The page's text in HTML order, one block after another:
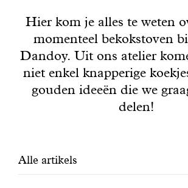
Suikerbrood en
Cakes
Snoepgoed
Hier kom je alles te weten
momenteel bekokstoven
Dandoy. Uit ons atelier
niet enkel knapperige
gouden ideeën die we
delen!
Filtrer
Alle artikels